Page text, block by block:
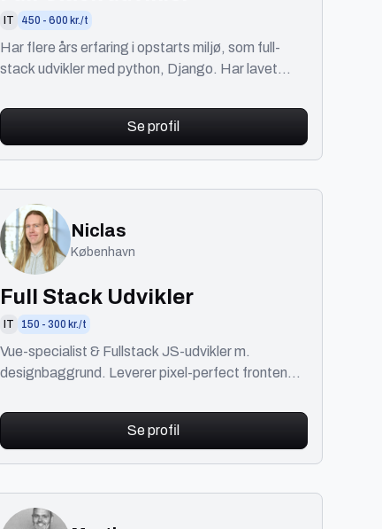
IT 450 - 600 kr./t
Har flere års erfaring i opstarts miljø, som full-
stack udvikler med python, Django. Har lavet
Se profil
Niclas
København
Full Stack Udvikler
IT 150 - 300 kr./t
Vue-specialist & Fullstack JS-udvikler m.
designbaggrund. Leverer pixel-perfect frontend
Se profil